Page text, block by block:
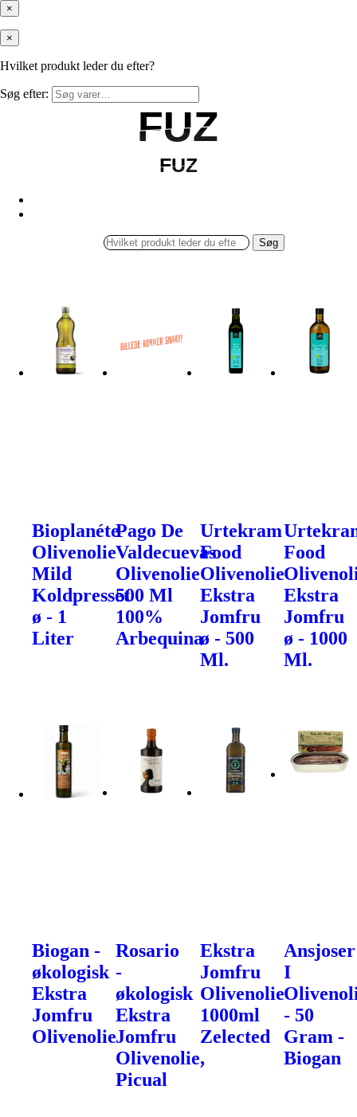
×
×
Hvilket produkt leder du efter?
Søg efter:
FUZ
FUZ
FUZ
FUZ
Søg
Bioplanéte
Olivenolie
Mild
Koldpresset
ø - 1
Liter
Pago De
Valdecuevas
Olivenolie
500 Ml
100%
Arbequina
Urtekram
Food
Olivenolie
Ekstra
Jomfru
ø - 500
Ml.
Food
Ekstra
Jomfru
ø - 1000
Ml.
Biogan -
økologisk
Ekstra
Jomfru
Olivenolie
Rosario
-
økologisk
Ekstra
Jomfru
Olivenolie,
Picual
Ekstra
Jomfru
Olivenolie
1000ml
Zelected
Ansjoser
I
- 50
Gram -
Biogan